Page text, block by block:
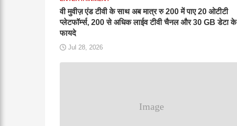
वी मुवीज़ एंड टीवी के साथ अब मात्र रु 200 में पाए 20 ओटीटी
प्लेटफॉर्म्स, 200 से अधिक लाईव टीवी चैनल और 30 GB डेटा के
फायदे
Jul 28, 2026